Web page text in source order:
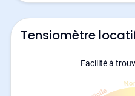
Tensiomètre
Facilité à